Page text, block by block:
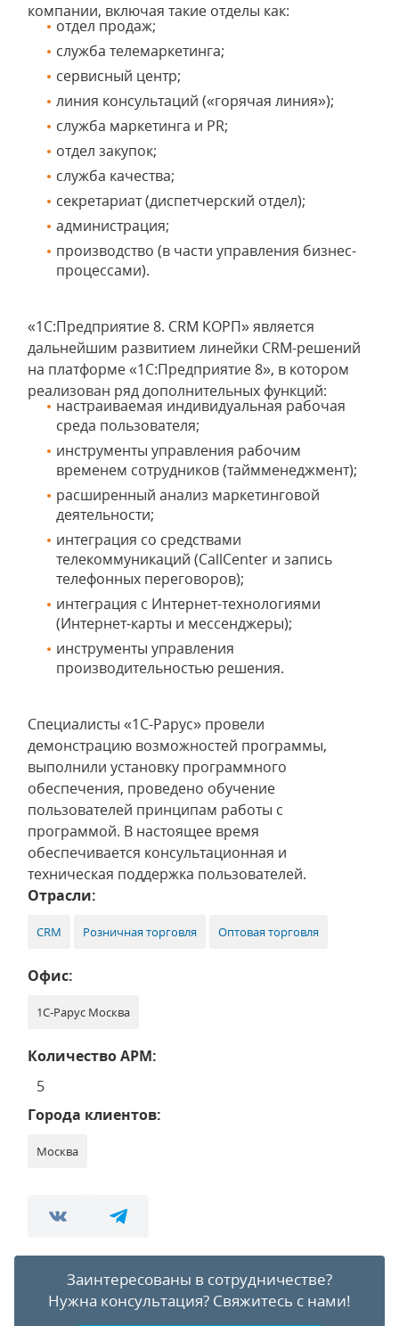
компании, включая такие отделы как:
отдел продаж;
служба телемаркетинга;
сервисный центр;
линия консультаций («горячая линия»);
служба маркетинга и PR;
отдел закупок;
служба качества;
секретариат (диспетчерский отдел);
администрация;
производство (в части управления бизнес-
процессами).
«1С:Предприятие 8. CRM КОРП» является
дальнейшим развитием линейки CRM-решений
на платформе «1С:Предприятие 8», в котором
реализован ряд дополнительных функций:
настраиваемая индивидуальная рабочая
среда пользователя;
инструменты управления рабочим
временем сотрудников (таймменеджмент);
расширенный анализ маркетинговой
деятельности;
интеграция со средствами
телекоммуникаций (CallCenter и запись
телефонных переговоров);
интеграция с Интернет-технологиями
(Интернет-карты и мессенджеры);
инструменты управления
производительностью решения.
Специалисты «1С-Рарус» провели
демонстрацию возможностей программы,
выполнили установку программного
обеспечения, проведено обучение
пользователей принципам работы с
программой. В настоящее время
обеспечивается консультационная и
техническая поддержка пользователей.
Отрасли:
CRM Розничная торговля Оптовая торговля
Офис:
1С-Рарус Москва
Количество АРМ:
5
Города клиентов:
Москва
Заинтересованы в сотрудничестве?
Нужна консультация? Свяжитесь с нами!